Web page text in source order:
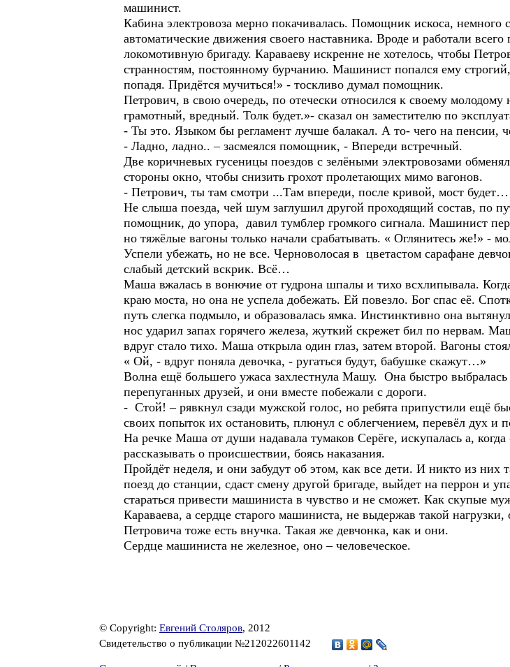
машинист.
Кабина электровоза мерно покачивалась. Помощник искоса, немного
автоматические движения своего наставника. Вроде и работали
локомотивную бригаду. Караваеву искренне не хотелось, чтобы
странностям, постоянному бурчанию. Машинист попался ему
попадя. Придётся мучиться!» - тоскливо думал помощник.
Петрович, в свою очередь, по отечески относился к своему
грамотный, вредный. Толк будет.»- сказал он заместителю по
- Ты это. Языком бы регламент лучше балакал. А то- чего на
- Ладно, ладно.. – засмеялся помощник, - Впереди встречный.
Две коричневых гусеницы поездов с зелёными электровозами
стороны окно, чтобы снизить грохот пролетающих мимо вагонов.
- Петрович, ты там смотри ...Там впереди, после кривой, мост
Не слыша поезда, чей шум заглушил другой проходящий состав, по
помощник, до упора, давил тумблер громкого сигнала. Машинист
но тяжёлые вагоны только начали срабатывать. « Оглянитесь же!» -
Успели убежать, но не все. Черноволосая в цветастом сарафане
слабый детский вскрик. Всё…
Маша вжалась в вонючие от гудрона шпалы и тихо всхлипывала.
краю моста, но она не успела добежать. Ей повезло. Бог спас её.
путь слегка подмыло, и образовалась ямка. Инстинктивно она
нос ударил запах горячего железа, жуткий скрежет бил по нервам.
вдруг стало тихо. Маша открыла один глаз, затем второй. Вагоны
« Ой, - вдруг поняла девочка, - ругаться будут, бабушке скажут…»
Волна ещё большего ужаса захлестнула Машу. Она быстро выбралась
перепуганных друзей, и они вместе побежали с дороги.
- Стой! – рявкнул сзади мужской голос, но ребята припустили ещё
своих попыток их остановить, плюнул с облегчением, перевёл дух и
На речке Маша от души надавала тумаков Серёге, искупалась а,
рассказывать о происшествии, боясь наказания.
Пройдёт неделя, и они забудут об этом, как все дети. И никто из них
поезд до станции, сдаст смену другой бригаде, выйдет на перрон и
стараться привести машиниста в чувство и не сможет. Как скупые
Караваева, а сердце старого машиниста, не выдержав такой
Петровича тоже есть внучка. Такая же девчонка, как и они.
Сердце машиниста не железное, оно – человеческое.
© Copyright: Евгений Столяров, 2012
Свидетельство о публикации №212022601142